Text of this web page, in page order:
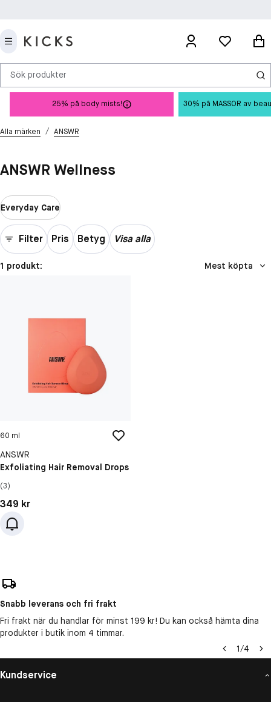
Sök produkter
25% på body mists! 30% på MASSOR av
Alla märken / ANSWR
ANSWR Wellness
Everyday Care
Filter Pris Betyg Visa alla
1 produkt: Mest köpta
60 ml
ANSWR
Exfoliating Hair Removal Drops
(3)
Pris: 349 kr
349 kr
Snabb leverans och fri frakt
Fri frakt när du handlar för minst 199 kr! Du kan också hämta dina
produkter i butik inom 4 timmar.
1/4
Kundservice